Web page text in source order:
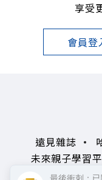
享受
會員登
遠見雜誌
未來親子學習